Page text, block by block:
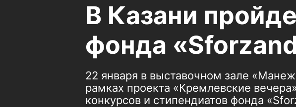
В Казани
фонда
22 января в выставочном зале
рамках проекта «Кремлевские
конкурсов и стипендиатов фонда